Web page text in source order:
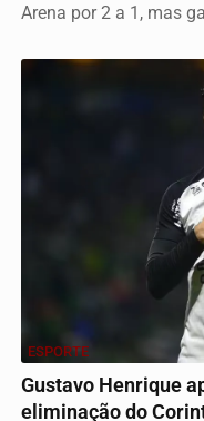
Arena por 2 a 1, mas
ESPORTE
Gustavo Henrique
eliminação do